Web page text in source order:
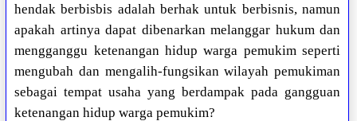
hendak berbisbis adalah berhak untuk berbisnis, namun
apakah artinya dapat dibenarkan melanggar hukum dan
mengganggu ketenangan hidup warga pemukim seperti
mengubah dan mengalih-fungsikan wilayah pemukiman
sebagai tempat usaha yang berdampak pada gangguan
ketenangan hidup warga pemukim?